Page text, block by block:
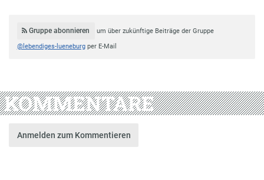
Gruppe abonnieren
um über zukünftige Beiträge der Gruppe
@lebendiges-lueneburgper E-Mail
KOMMENTARE
Anmelden zum Kommentieren